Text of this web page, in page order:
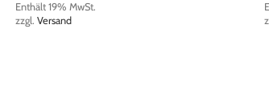
Enthält 19% MwSt.
zzgl. Versand